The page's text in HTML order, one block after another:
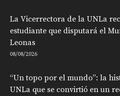
La Vicerrectora de la UNLa
estudiante que disputará el
Leonas
08/08/2026
“Un topo por el mundo”: la
UNLa que se convirtió en un